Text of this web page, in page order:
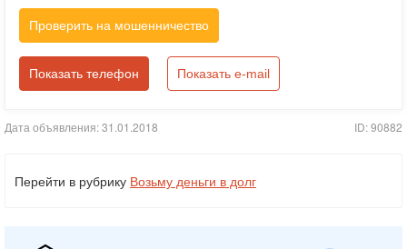
Проверить на мошенничество
Показать телефон Показать e-mail
Дата объявления: 31.01.2018 ID: 90882
Перейти в рубрику Возьму деньги в долг